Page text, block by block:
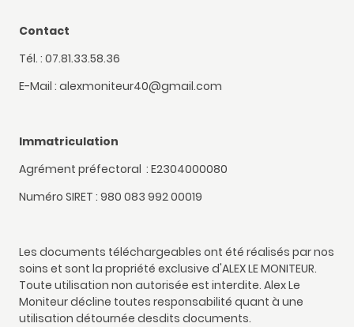
Contact
Tél. : 07.81.33.58.36
E-Mail : alexmoniteur40@gmail.com
Immatriculation
Agrément préfectoral : E2304000080
Numéro SIRET : 980 083 992 00019
Les documents téléchargeables ont été réalisés par nos
soins et sont la propriété exclusive d'ALEX LE MONITEUR.
Toute utilisation non autorisée est interdite. Alex Le
Moniteur décline toutes responsabilité quant à une
utilisation détournée desdits documents.